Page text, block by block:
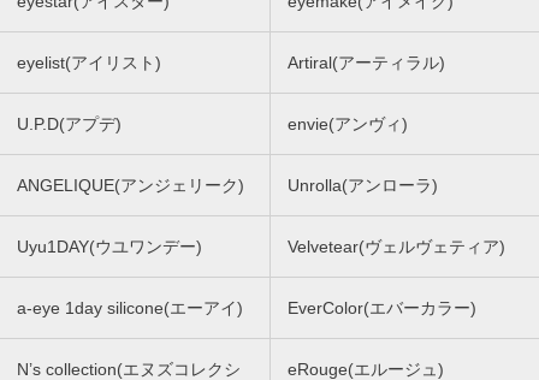
eyelist(アイリスト) Artiral(アーティラル)
U.P.D(アプデ) envie(アンヴィ)
ANGELIQUE(アンジェリーク) Unrolla(アンローラ)
Uyu1DAY(ウユワンデー) Velvetear(ヴェルヴェティア)
a-eye 1day silicone(エーアイ) EverColor(エバーカラー)
N’s collection(エヌズコレクシ
eRouge(エルージュ)